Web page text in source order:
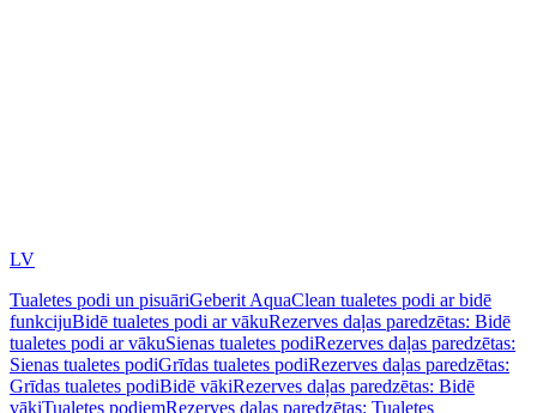
LV
Tualetes podi un pisuāriGeberit AquaClean tualetes podi ar bidē
funkcijuBidē tualetes podi ar vākuRezerves daļas paredzētas: Bidē
tualetes podi ar vākuSienas tualetes podiRezerves daļas paredzētas:
Sienas tualetes podiGrīdas tualetes podiRezerves daļas paredzētas:
Grīdas tualetes podiBidē vākiRezerves daļas paredzētas: Bidē
vākiTualetes podiemRezerves daļas paredzētas: Tualetes